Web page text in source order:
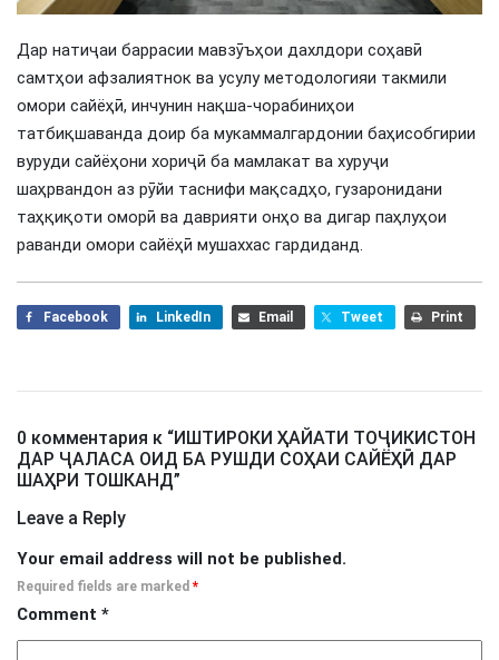
Дар натиҷаи баррасии мавзӯъҳои дахлдори соҳавӣ
самтҳои афзалиятнок ва усулу методологияи такмили
омори сайёҳӣ, инчунин нақша-чорабиниҳои
татбиқшаванда доир ба мукаммалгардонии баҳисобгирии
вуруди сайёҳони хориҷӣ ба мамлакат ва хуруҷи
шаҳрвандон аз рӯйи таснифи мақсадҳо, гузаронидани
таҳқиқоти оморӣ ва даврияти онҳо ва дигар паҳлуҳои
раванди омори сайёҳӣ мушаххас гардиданд.
Facebook LinkedIn Email Tweet Print
0 комментария к “ИШТИРОКИ ҲАЙАТИ ТОҶИКИСТОН
ДАР ҶАЛАСА ОИД БА РУШДИ СОҲАИ САЙЁҲӢ ДАР
ШАҲРИ ТОШКАНД”
Leave a Reply
Your email address will not be published.
Required fields are marked *
Comment *